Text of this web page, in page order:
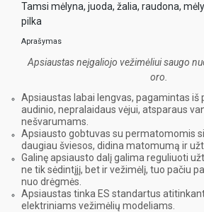
Tamsi mėlyna, juoda, žalia, raudona,
pilka
Aprašymas
Apsiaustas neįgaliojo vežimėliui saugo
oro.
Apsiaustas labai lengvas, pagamintas iš
audinio, nepralaidaus vėjui, atsparaus
nešvarumams.
Apsiausto gobtuvas su permatomomis
daugiau šviesos, didina matomumą ir
Galinę apsiausto dalį galima reguliuoti
ne tik sėdintįjį, bet ir vežimėlį, tuo pačiu
nuo drėgmės.
Apsiaustas tinka ES standartus
elektriniams vežimėlių modeliams.